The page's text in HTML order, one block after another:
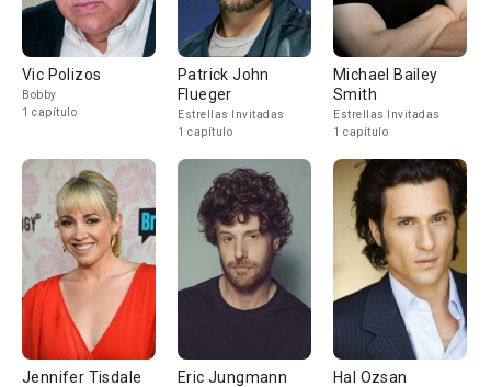
Vic Polizos
Bobby
1 capítulo
Patrick John
Flueger
Estrellas Invitadas
1 capítulo
Michael Bailey
Smith
Estrellas Invitadas
1 capítulo
Jennifer Tisdale Eric Jungmann Hal Ozsan